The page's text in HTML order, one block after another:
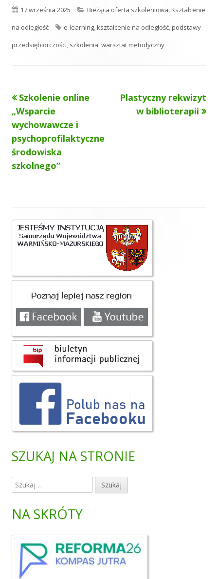
e
e
e
O
p
u
i
k
o
w
a
17 września 2025
K
a
t
o
Bieżąca oferta szkoleniowa,Kształcenie
na odległość
T
a
e-learning,kształcenie na odległość,podstawy
przedsiębiorczości, szkolenia,warsztat metodyczny
Nawigacja
wpisu
Poprzedni
artykół
Szkolenie online
„Wsparcie
wychowawcze i
psychoprofilaktyczne
środowiska
szkolnego”
Następny
artykół:
Plastyczny rekwizyt
w biblioterapii
Główny
panel
boczny
SZUKAJ NA STRONIE
z
kNA SKRÓTY